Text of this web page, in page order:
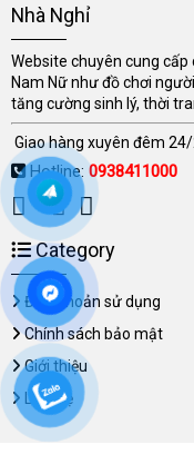
Nhà Nghỉ
Website chuyên cung
Nam Nữ như đồ chơi
tăng cường sinh lý, thời
Giao hàng xuyên đêm
Hotline: 0938411000
Category
Điều khoản sử dụng
Chính sách bảo mật
Giới thiệu
Liên hệ